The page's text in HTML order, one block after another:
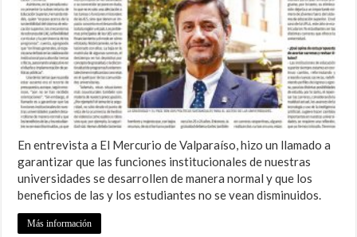
En entrevista a El Mercurio de Valparaíso, hizo un llamado a
garantizar que las funciones institucionales de nuestras
universidades se desarrollen de manera normal y que los
beneficios de las y los estudiantes no se vean disminuidos.
Más información